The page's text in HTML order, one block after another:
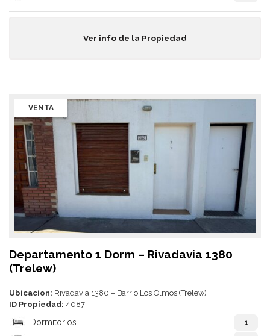
Ver info de la Propiedad
VENTA
Departamento 1 Dorm – Rivadavia 1380
(Trelew)
Ubicacion: Rivadavia 1380 – Barrio Los Olmos (Trelew)
ID Propiedad: 4087
Dormitorios 1